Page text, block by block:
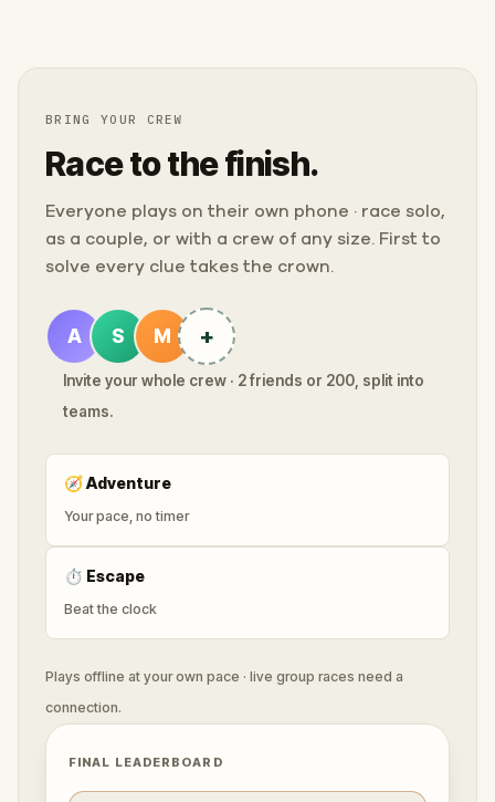
BRING YOUR CREW
Race to the finish.
Everyone plays on their own phone · race solo,
as a couple, or with a crew of any size. First to
solve every clue takes the crown.
A S M +
Invite your whole crew · 2 friends or 200, split into
teams.
🧭Adventure
Your pace, no timer
⏱ Escape
Beat the clock
Plays offline at your own pace · live group races need a
connection.
FINAL LEADERBOARD